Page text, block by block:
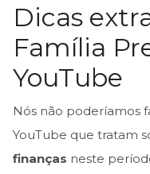
Dicas
Família
YouTube
Nós não poderíamos
YouTube que tratam
finanças neste